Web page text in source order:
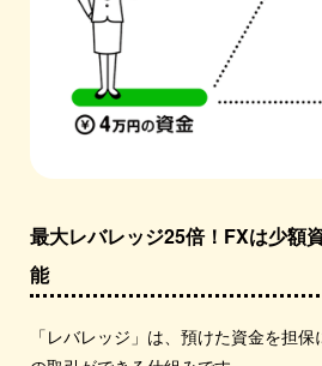
最大レバレッジ25倍！FXは少額
能
「レバレッジ」は、預けた資金を担